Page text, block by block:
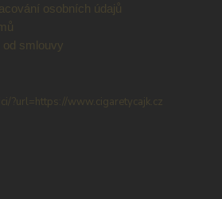
osobních údajů
od smlouvy